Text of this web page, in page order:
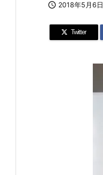
 2018年5月6日
Twitter